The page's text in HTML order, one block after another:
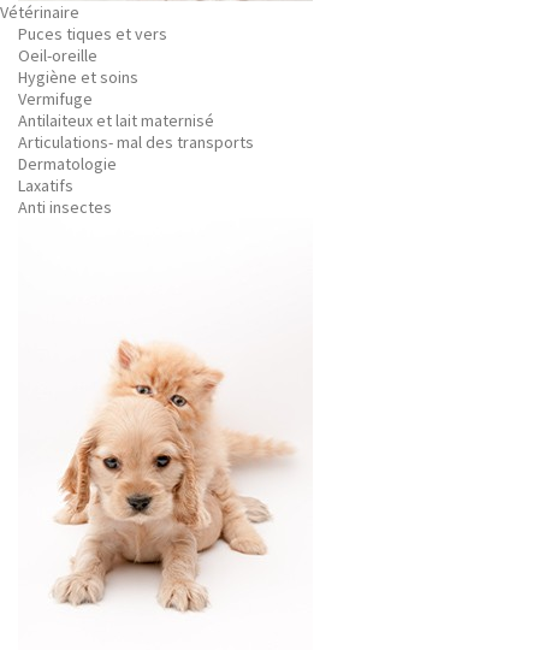
Vétérinaire
Puces tiques et vers
Oeil-oreille
Hygiène et soins
Vermifuge
Antilaiteux et lait maternisé
Articulations- mal des transports
Dermatologie
Laxatifs
Anti insectes